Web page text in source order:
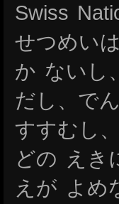
Swiss
せつめい
か ないし
だし、で
すすむし
どの えき
えが よめ